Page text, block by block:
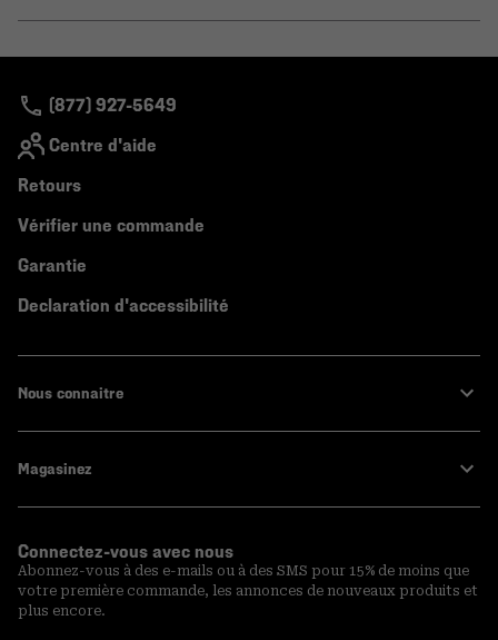
(877) 927-5649
Centre d'aide
Retours
Vérifier une commande
Garantie
Declaration d'accessibilité
Nous connaitre
Magasinez
Connectez-vous avec nous
Abonnez-vous à des e-mails ou à des SMS pour 15% de moins que
votre première commande, les annonces de nouveaux produits et
plus encore.